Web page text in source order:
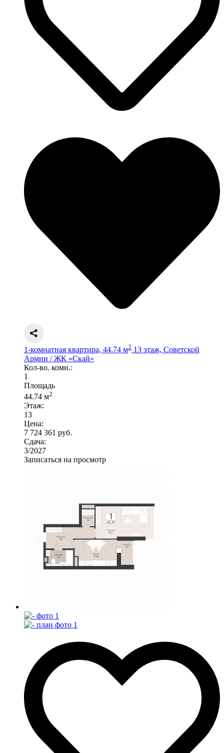
1-комнатная квартира, 44.74 м2 13 этаж, Советской
Армии / ЖК «Скай»
Кол-во. комн.:
1
Площадь
44.74 м2
Этаж:
13
Цена:
7 724 361 руб.
Сдача:
3/2027
Записаться на просмотр